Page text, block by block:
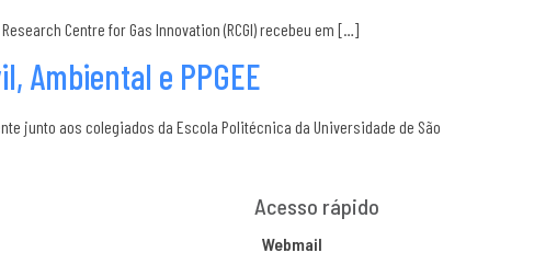
Centre for Gas Innovation (RCGI) recebeu em […]
Ambiental e PPGEE
junto aos colegiados da Escola Politécnica da Universidade de São
Acesso rápido
Webmail